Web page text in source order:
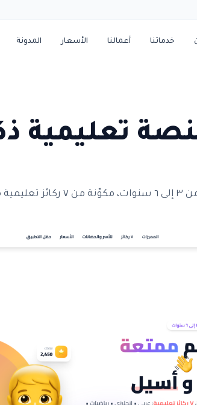
خدماتنا أعمالنا الأسعار المدونة
تعليمية